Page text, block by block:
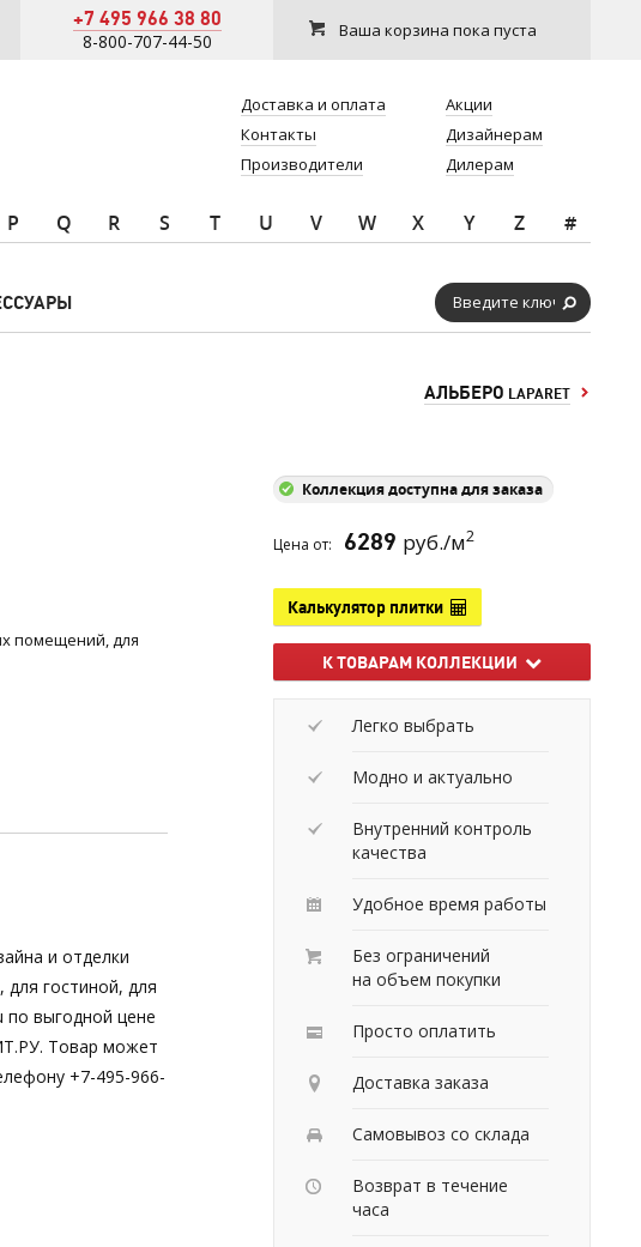
+7 495 966 38 80
8-800-707-44-50 Ваша корзина пока пуста
Доставка и оплата
Контакты
Производители
Акции
Дизайнерам
Дилерам
P Q R S T U V W X Y Z #
АЛЬБЕРО LAPARET
помещений, для
и отделки
гостиной, для
по выгодной цене
Товар может
+7-495-966-
Коллекция доступна для заказа
Цена от: 6289 руб./м2
Калькулятор плитки
К ТОВАРАМ КОЛЛЕКЦИИ
Легко выбрать
Модно и актуально
Внутренний контроль
качества
Удобное время работы
Без ограничений
на объем покупки
Просто оплатить
Доставка заказа
Самовывоз со склада
Возврат в течение
часа